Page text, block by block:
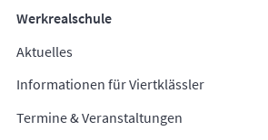
Werkrealschule
Aktuelles
Informationen für Viertklässler
Termine & Veranstaltungen